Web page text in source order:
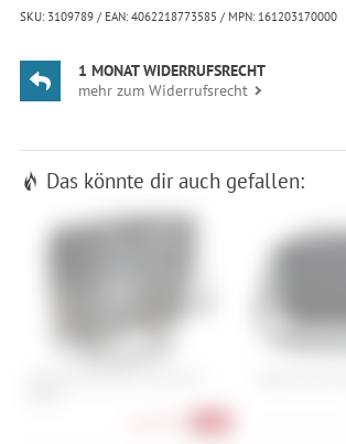
SKU: 3109789 / EAN: 4062218773585 / MPN: 161203170000
1 MONAT WIDERRUFSRECHT
mehr zum Widerrufsrecht
Das könnte dir auch gefallen: